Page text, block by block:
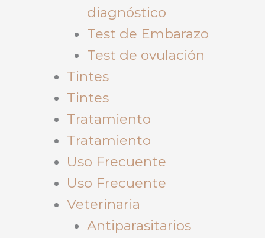
diagnóstico
Test de Embarazo
Test de ovulación
Tintes
Tintes
Tratamiento
Tratamiento
Uso Frecuente
Uso Frecuente
Veterinaria
Antiparasitarios